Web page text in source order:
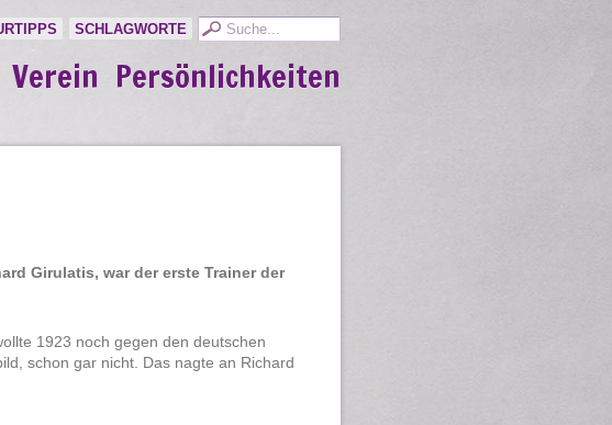
SCHLAGWORTE
Verein Persönlichkeiten
Girulatis, war der erste Trainer der
1923 noch gegen den deutschen
schon gar nicht. Das nagte an Richard